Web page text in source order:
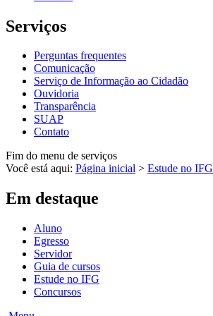
Serviços
Perguntas frequentes
Comunicação
Serviço de Informação ao Cidadão
Ouvidoria
Transparência
SUAP
Contato
Fim do menu de serviços
Você está aqui: Página inicial > Estude no IFG
Em destaque
Aluno
Egresso
Servidor
Guia de cursos
Estude no IFG
Concursos